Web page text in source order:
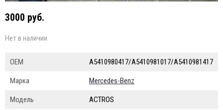
3000 руб.
Нет в наличии
ОЕМ A5410980417/A5410981017/A5410981417
Марка Mercedes-Benz
Модель ACTROS